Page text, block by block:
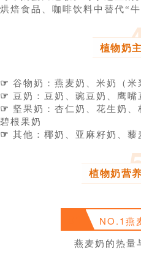
烘焙食品、咖啡饮料中替代“牛
植物奶
☞ 谷物奶：燕麦奶、米奶（米
☞ 豆奶：豆奶、豌豆奶、鹰嘴
☞ 坚果奶：杏仁奶、花生奶、
碧根果奶
☞ 其他：椰奶、亚麻籽奶、藜
植物奶营
NO.1燕
燕麦奶的热量